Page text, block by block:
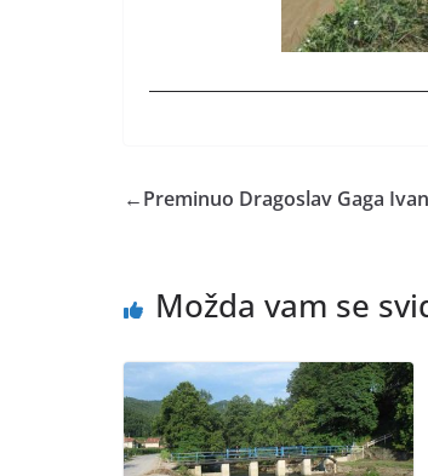
←Preminuo Dragoslav Gaga
Možda vam se